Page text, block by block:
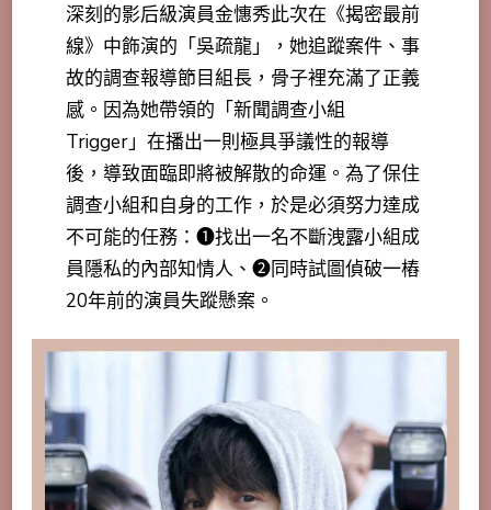
深刻的影后級演員金憓秀此次在《揭密最前
線》中飾演的「吳疏龍」，她追蹤案件、事
故的調查報導節目組長，骨子裡充滿了正義
感。因為她帶領的「新聞調查小組
Trigger」在播出一則極具爭議性的報導
後，導致面臨即將被解散的命運。為了保住
調查小組和自身的工作，於是必須努力達成
不可能的任務：❶找出一名不斷洩露小組成
員隱私的內部知情人、➋同時試圖偵破一樁
20年前的演員失蹤懸案。